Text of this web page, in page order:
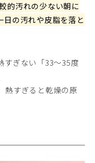
的汚れの少ない朝に
日の汚れや皮脂を落と
すぎない「33〜35度
熱すぎると乾燥の原